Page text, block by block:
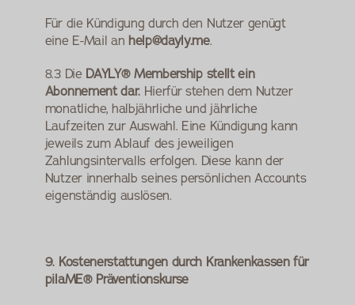
Für die Kündigung durch den Nutzer genügt
eine E-Mail an help@dayly.me.
8.3 Die DAYLY® Membership stellt ein
Abonnement dar. Hierfür stehen dem Nutzer
monatliche, halbjährliche und jährliche
Laufzeiten zur Auswahl. Eine Kündigung kann
jeweils zum Ablauf des jeweiligen
Zahlungsintervalls erfolgen. Diese kann der
Nutzer innerhalb seines persönlichen Accounts
eigenständig auslösen.
9. Kostenerstattungen durch Krankenkassen für
pilaME® Präventionskurse